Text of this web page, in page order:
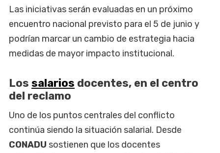
Las iniciativas serán evaluadas en un próximo
encuentro nacional previsto para el 5 de junio y
podrían marcar un cambio de estrategia hacia
medidas de mayor impacto institucional.
Los salarios docentes, en el centro
del reclamo
Uno de los puntos centrales del conflicto
continúa siendo la situación salarial. Desde
CONADU sostienen que los docentes